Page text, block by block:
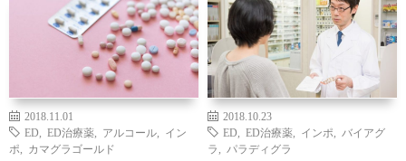
2018.11.01
ED
ED治療薬 アルコール
イン
ポ
カマグラゴールド
2018.10.23
ED
ED治療薬 インポ
バイアグ
ラ
パラディグラ